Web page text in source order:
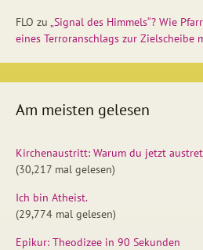
FLO zu „Signal des Himmels“? Wie
eines Terroranschlags zur Zielscheibe
Am meisten gelesen
Kirchenaustritt: Warum du jetzt
(30,217 mal gelesen)
Ich bin Atheist.
(29,774 mal gelesen)
Epikur: Theodizee in 90 Sekunden